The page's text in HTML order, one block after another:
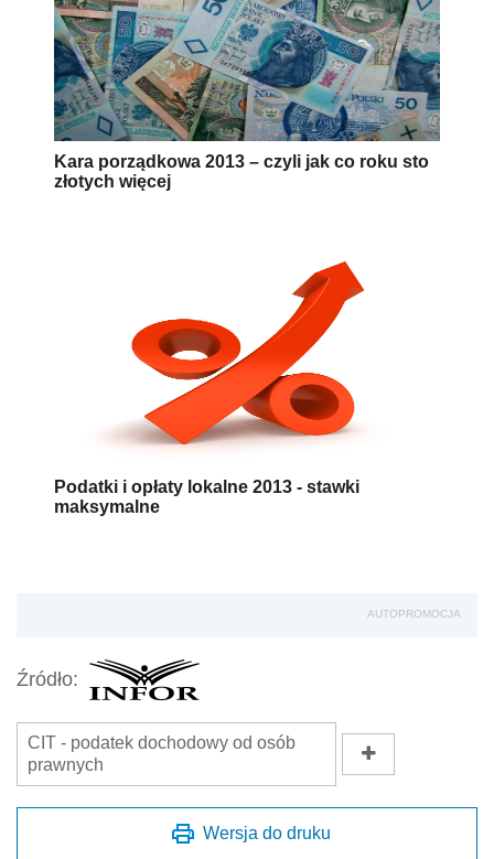
Kara porządkowa 2013 – czyli jak co roku sto
złotych więcej
Podatki i opłaty lokalne 2013 - stawki
maksymalne
AUTOPROMOCJA
Źródło:
CIT - podatek dochodowy od osób
prawnych
Wersja do druku